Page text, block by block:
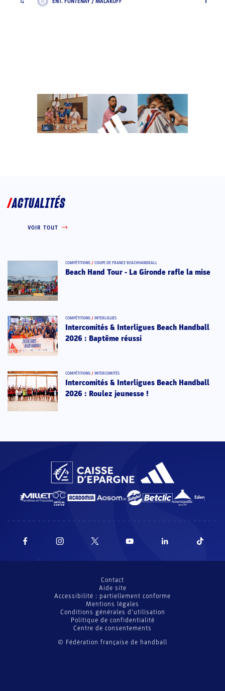
ACTUALITÉS
VOIR TOUT
COMPÉTITIONS / COUPE DE FRANCE BEACHHANDBALL
Beach Hand Tour - La Gironde rafle la mise
COMPÉTITIONS / INTERLIGUES
Intercomités & Interligues Beach Handball
2026 : Baptême réussi
COMPÉTITIONS / INTERCOMITÉS
Intercomités & Interligues Beach Handball
2026 : Roulez jeunesse !
© Fédération française de handball
Contact
Aide site
Accessibilité : partiellement conforme
Mentions légales
Conditions générales d’utilisation
Politique de confidentialité
Centre de consentements